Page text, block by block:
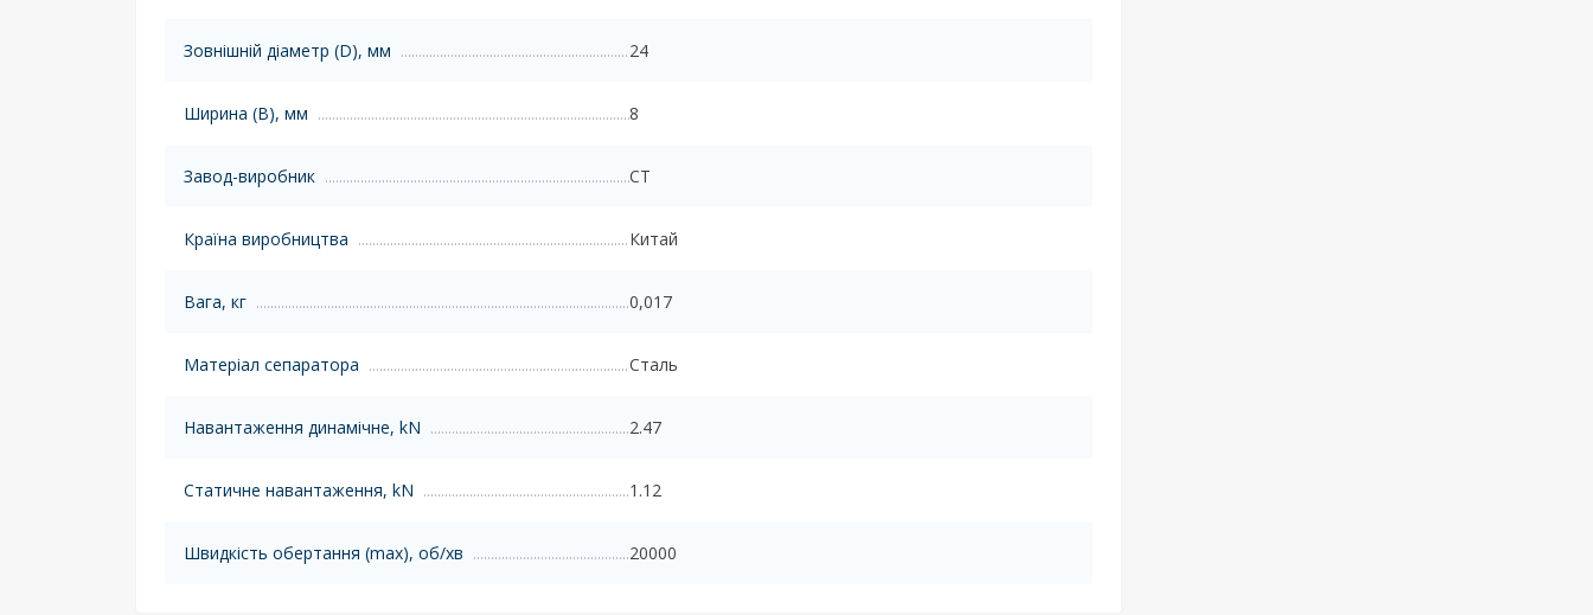
Зовнішній діаметр (D), мм 24
Ширина (B), мм 8
Завод-виробник CT
Країна виробництва Китай
Вага, кг 0,017
Матеріал сепаратора Сталь
Навантаження динамічне, kN 2.47
Статичне навантаження, kN 1.12
Швидкість обертання (max), об/хв 20000